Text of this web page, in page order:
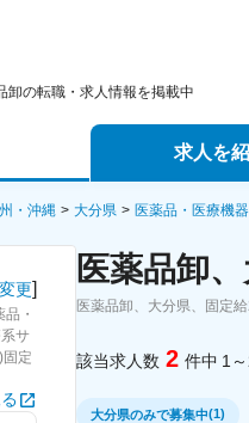
卸の転職・求人情報を掲載中
求人を
エージェントサ
スカウトサービス
・沖縄 大分県 医薬品・医療機
更]
・
サ
定
医薬品卸
医薬品卸、大分県、固定
該当求人数 2 件中 1
大分県のみで募集中(1)